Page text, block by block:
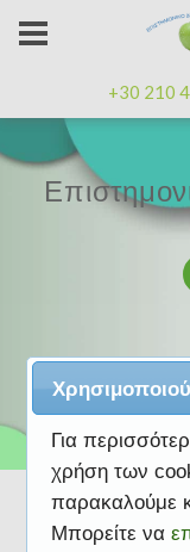
+30 210
Για
χρήση των
παρακαλούμε
Μπορείτε να